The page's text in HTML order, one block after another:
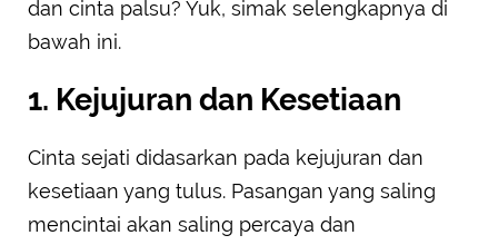
dan cinta palsu? Yuk, simak selengkapnya di
bawah ini.
1. Kejujuran dan Kesetiaan
Cinta sejati didasarkan pada kejujuran dan
kesetiaan yang tulus. Pasangan yang saling
mencintai akan saling percaya dan